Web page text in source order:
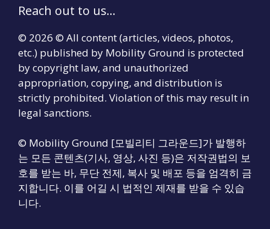
Reach out to us...
© 2026 © All content (articles, videos, photos,
etc.) published by Mobility Ground is protected
by copyright law, and unauthorized
appropriation, copying, and distribution is
strictly prohibited. Violation of this may result in
legal sanctions.
© Mobility Ground [모빌리티 그라운드]가 발행하
는 모든 콘텐츠(기사, 영상, 사진 등)은 저작권법의 보
호를 받는 바, 무단 전제, 복사 및 배포 등을 엄격히 금
지합니다. 이를 어길 시 법적인 제재를 받을 수 있습
니다.